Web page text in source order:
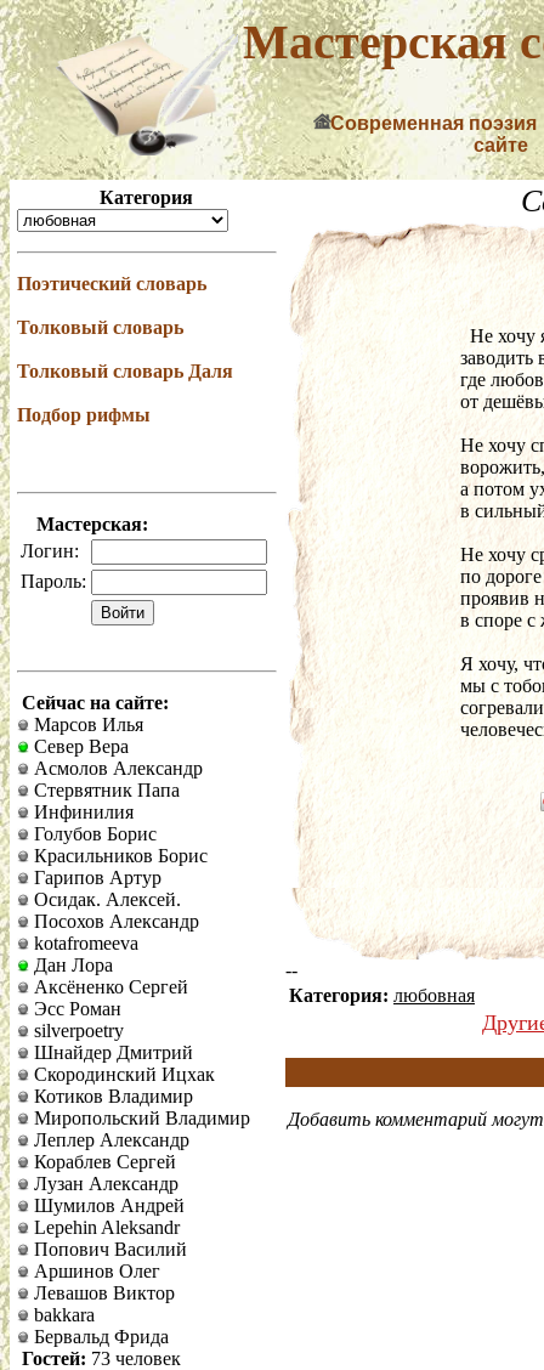
Мастерская
Современная поэзия
сайте
Категория
Поэтический словарь
Толковый словарь
Толковый словарь Даля
Подбор рифмы
Мастерская:
Логин:
Пароль:
Сейчас на сайте:
Марсов Илья
Север Вера
Асмолов Александр
Стервятник Папа
Инфинилия
Голубов Борис
Красильников Борис
Гарипов Артур
Осидак. Алексей.
Посохов Александр
kotafromeeva
Дан Лора
Аксёненко Сергей
Эсс Роман
silverpoetry
Шнайдер Дмитрий
Скородинский Ицхак
Котиков Владимир
Миропольский Владимир
Леплер Александр
Кораблев Сергей
Лузан Александр
Шумилов Андрей
Lepehin Aleksandr
Попович Василий
Аршинов Олег
Левашов Виктор
bakkara
Бервальд Фрида
Гостей: 73 человек
Не
где
от
Не хочу
а потом
в
Не хочу
по
проявив
в споре с
Я хочу,
мы с
--
Категория: любовная
Добавить комментарий